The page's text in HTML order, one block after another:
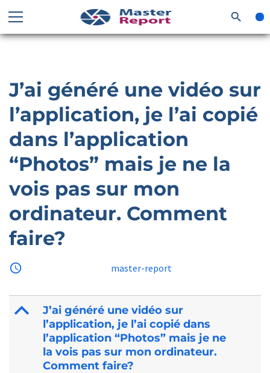
search
J’ai généré une vidéo sur
l’application, je l’ai copié
dans l’application
“Photos” mais je ne la
vois pas sur mon
ordinateur. Comment
faire?
access_time master-report
B
J’ai généré une vidéo sur
l’application, je l’ai copié dans
l’application “Photos” mais je ne
la vois pas sur mon ordinateur.
Comment faire?